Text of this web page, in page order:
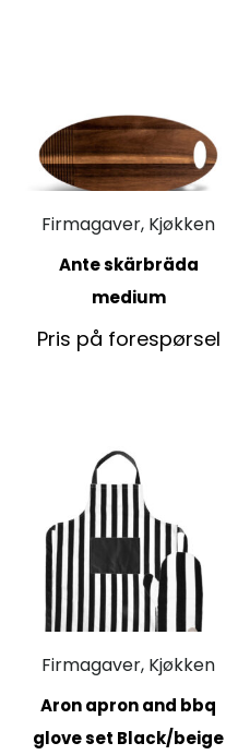
Firmagaver, Kjøkken
Ante skärbräda
medium
Pris på forespørsel
Firmagaver, Kjøkken
Aron apron and bbq
glove set Black/beige